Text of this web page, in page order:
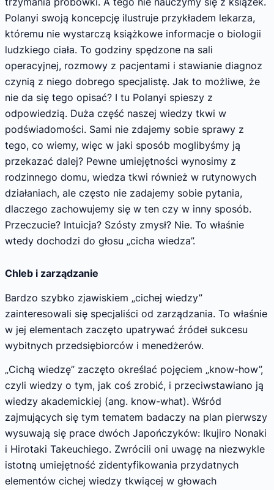
Polanyi swoją koncepcję ilustruje przykładem lekarza,
któremu nie wystarczą książkowe informacje o biologii
ludzkiego ciała. To godziny spędzone na sali
operacyjnej, rozmowy z pacjentami i stawianie diagnoz
czynią z niego dobrego specjalistę. Jak to możliwe, że
nie da się tego opisać? I tu Polanyi spieszy z
odpowiedzią. Duża część naszej wiedzy tkwi w
podświadomości. Sami nie zdajemy sobie sprawy z
tego, co wiemy, więc w jaki sposób moglibyśmy ją
przekazać dalej? Pewne umiejętności wynosimy z
rodzinnego domu, wiedza tkwi również w rutynowych
działaniach, ale często nie zadajemy sobie pytania,
dlaczego zachowujemy się w ten czy w inny sposób.
Przeczucie? Intuicja? Szósty zmysł? Nie. To właśnie
wtedy dochodzi do głosu „cicha wiedza”.
Chleb i zarządzanie
Bardzo szybko zjawiskiem „cichej wiedzy”
zainteresowali się specjaliści od zarządzania. To właśnie
w jej elementach zaczęto upatrywać źródeł sukcesu
wybitnych przedsiębiorców i menedżerów.
„Cichą wiedzę” zaczęto określać pojęciem „know-how”,
czyli wiedzy o tym, jak coś zrobić, i przeciwstawiano ją
wiedzy akademickiej (ang. know-what). Wśród
zajmujących się tym tematem badaczy na plan pierwszy
wysuwają się prace dwóch Japończyków: Ikujiro Nonaki
i Hirotaki Takeuchiego. Zwrócili oni uwagę na niezwykle
istotną umiejętność zidentyfikowania przydatnych
elementów cichej wiedzy tkwiącej w głowach